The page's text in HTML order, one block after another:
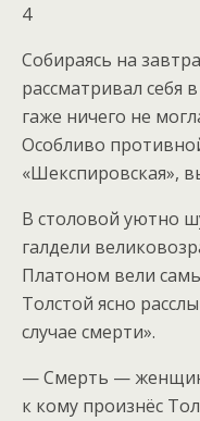
4
Собираясь на
рассматривал себя
гаже ничего не
Особливо
«Шекспировская»,
В столовой уютно
галдели
Платоном вели
Толстой ясно
случае смерти».
— Смерть —
к кому произнёс